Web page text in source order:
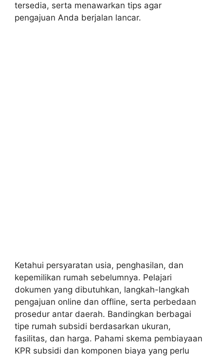
tersedia, serta menawarkan tips agar
pengajuan Anda berjalan lancar.
Ketahui persyaratan usia, penghasilan, dan
kepemilikan rumah sebelumnya. Pelajari
dokumen yang dibutuhkan, langkah-langkah
pengajuan online dan offline, serta perbedaan
prosedur antar daerah. Bandingkan berbagai
tipe rumah subsidi berdasarkan ukuran,
fasilitas, dan harga. Pahami skema pembiayaan
KPR subsidi dan komponen biaya yang perlu